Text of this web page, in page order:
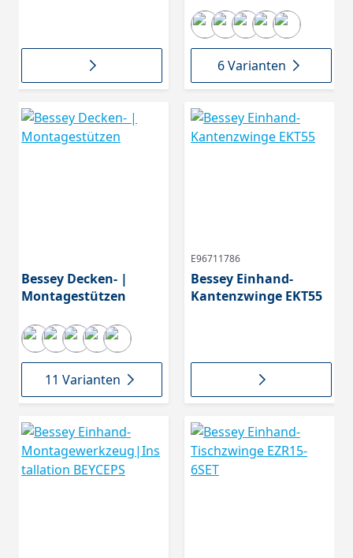
6 Varianten
Bessey Decken- |
Montagestützen
11 Varianten
E96711786
Bessey Einhand-
Kantenzwinge EKT55